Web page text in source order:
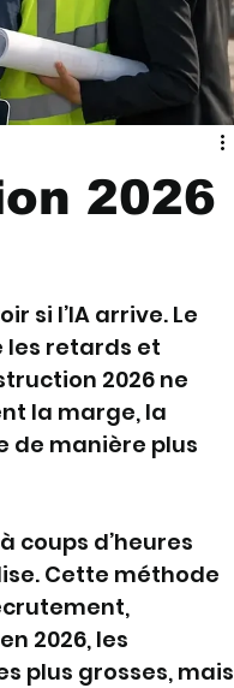
2026
si l’IA arrive. Le
les retards et
2026 ne
la marge, la
de manière plus
coups d’heures
Cette méthode
2026, les
plus grosses, mais